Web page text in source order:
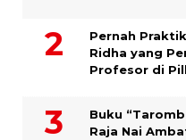
Pernah
Ridha yang
Profesor di
Buku
Raja Nai